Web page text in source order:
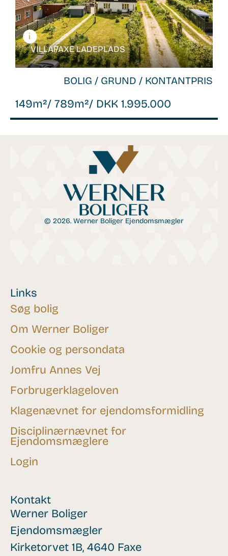
VILLA /FAXE LADEPLADS
BOLIG / GRUND / KONTANTPRIS
149m²/ 789m²/ DKK 1.995.000
© 2026. Werner Boliger Ejendomsmægler
Kontakt
Werner Boliger
Ejendomsmægler
Kirketorvet 1B, 4640 Faxe
Links
Søg bolig
Om Werner Boliger
Cookie og persondata
Jomfru Annes Vej
Forbrugerklageloven
Klagenævnet for ejendomsformidling
Disciplinærnævnet for
Ejendomsmæglere
Login